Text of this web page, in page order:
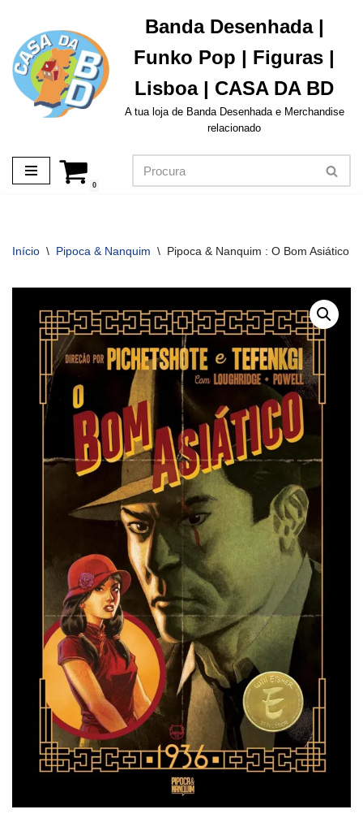
Avançar
para
o
conteúdo
Banda Desenhada |
Funko Pop | Figuras |
Lisboa | CASA DA BD
A tua loja de Banda Desenhada e Merchandise
relacionado
0
Início \ Pipoca & Nanquim \ Pipoca & Nanquim : O Bom Asiático